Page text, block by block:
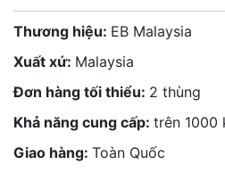
Thương hiệu: EB Malaysia
Xuất xứ: Malaysia
Đơn hàng tối thiểu: 2 thùng
Khả năng cung cấp: trên 1000
Giao hàng: Toàn Quốc